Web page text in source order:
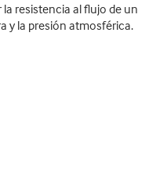
resistencia al flujo de un
y la presión atmosférica.